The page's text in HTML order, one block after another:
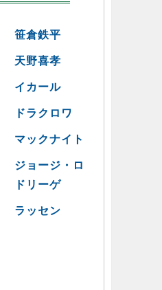
笹倉鉄平
天野喜孝
イカール
ドラクロワ
マックナイト
ジョージ・ロ
ドリーゲ
ラッセン